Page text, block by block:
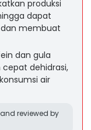
produksi
dapat
membuat
dan gula
dehidrasi,
air
reviewed by